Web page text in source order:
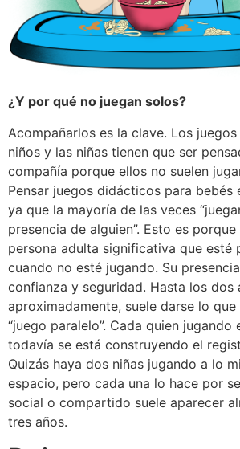
¿Y por qué no juegan solos?
Acompañarlos es la clave. Los
niños y las niñas tienen que ser
compañía porque ellos no suelen
Pensar juegos didácticos para bebés
ya que la mayoría de las veces
presencia de alguien”. Esto es
persona adulta significativa que esté
cuando no esté jugando. Su
confianza y seguridad. Hasta los dos
aproximadamente, suele darse lo
“juego paralelo”. Cada quien
todavía se está construyendo el
Quizás haya dos niñas jugando a lo
espacio, pero cada una lo hace por
social o compartido suele aparecer
tres años.